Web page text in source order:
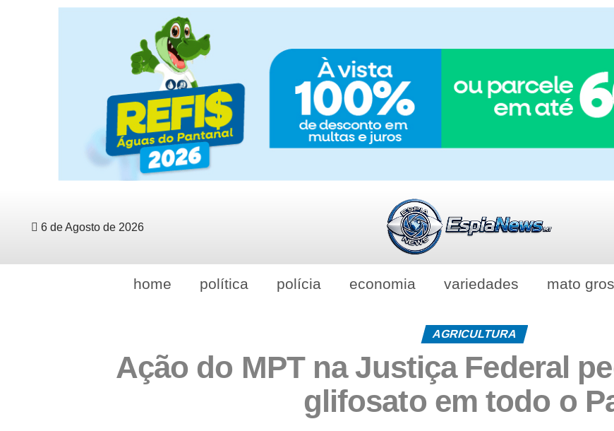
6 de Agosto de 2026
home política polícia economia variedades mato
AGRICULTURA
Ação do MPT na Justiça Federal
glifosato em todo o